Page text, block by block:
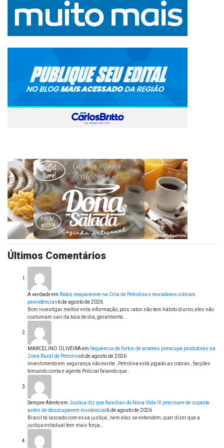
Últimos Comentários
A verdadeem Ratos reaparecem na Orla de Petrolina e moradores cobram
providências6 de agosto de 2026
Bom investigar melhor esta informação, pois ratos não tem hábito diurno, eles não
costumam sair da toca de dia, geralmente…
MARCELINO OLIVEIRAem Sequência de furtos de arames preocupa produtores na
Zona Rural de Petrolina6 de agosto de 2026
Investimento em segurança não existe , Petrolina está jogado as cobras , facções
tomando conta e agente Policial falando que…
Sempre Atentoem Justiça diz que famílias do Nova Vida III precisam de suporte
antes de desocuparem residencial 6 de agosto de 2026
Brasil tá lascado com essa justiça , nem elas se entendem, quer dizer que a
justiça estadual tem mais força…